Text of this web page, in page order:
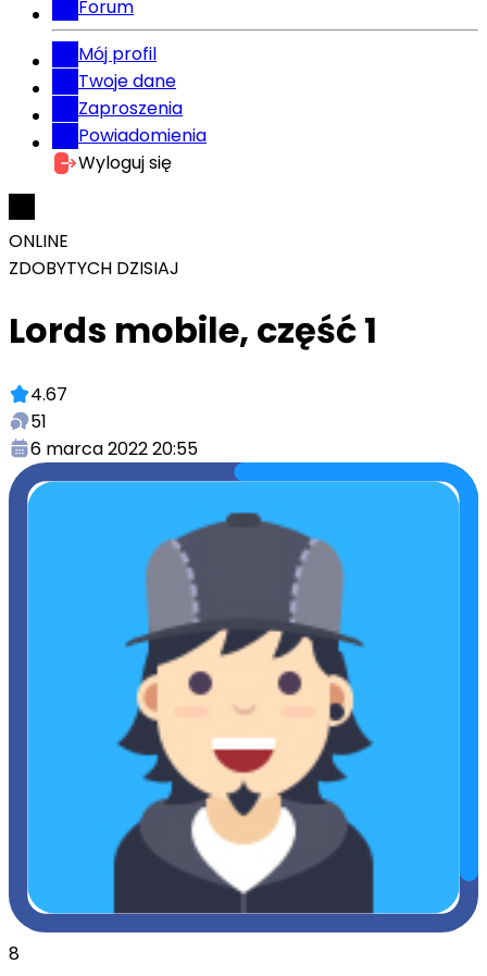
Forum
Mój profil
Twoje dane
Zaproszenia
Powiadomienia
Wyloguj się
ONLINE
ZDOBYTYCH DZISIAJ
Lords mobile, część 1
4.67
51
6 marca 2022 20:55
8